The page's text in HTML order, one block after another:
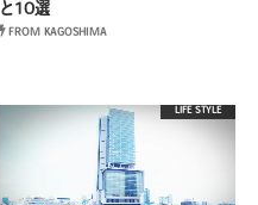
と10選
FROM KAGOSHIMA
LIFE STYLE